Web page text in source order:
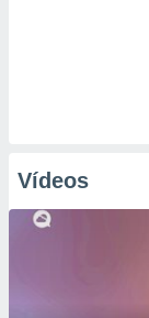
Vídeos